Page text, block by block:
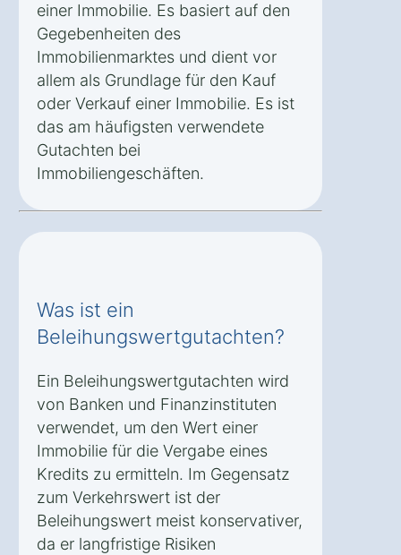
einer Immobilie. Es basiert auf den
Gegebenheiten des
Immobilienmarktes und dient vor
allem als Grundlage für den Kauf
oder Verkauf einer Immobilie. Es ist
das am häufigsten verwendete
Gutachten bei
Immobiliengeschäften.
Was ist ein
Beleihungswertgutachten?
Ein Beleihungswertgutachten wird
von Banken und Finanzinstituten
verwendet, um den Wert einer
Immobilie für die Vergabe eines
Kredits zu ermitteln. Im Gegensatz
zum Verkehrswert ist der
Beleihungswert meist konservativer,
da er langfristige Risiken